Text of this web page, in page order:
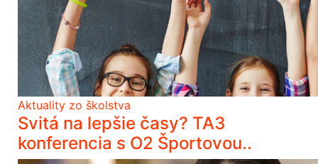
Aktuality zo školstva
Svitá na lepšie časy? TA3
konferencia s O2 Športovou..